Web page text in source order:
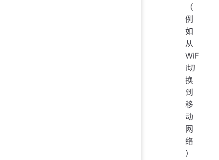
（
例
如
从
WiF
i切
换
到
移
动
网
络
）